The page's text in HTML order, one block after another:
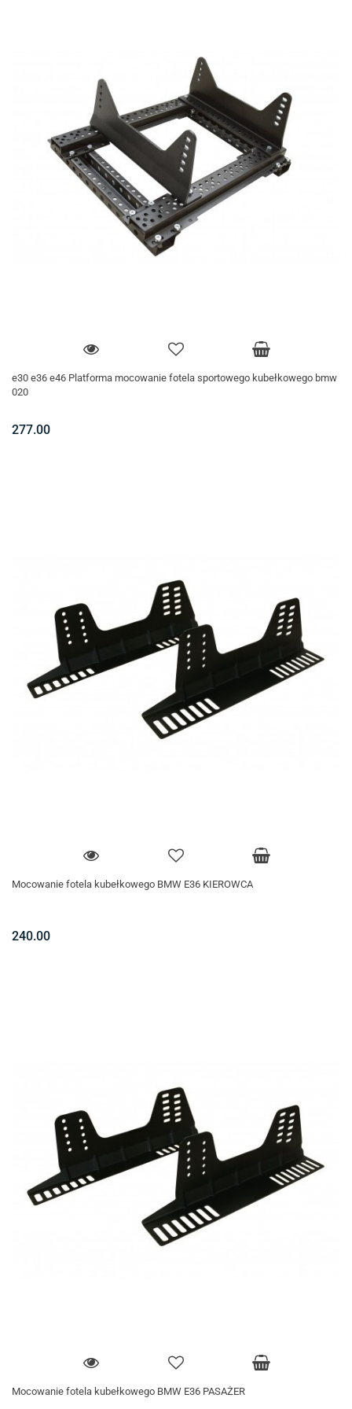
e30 e36 e46 Platforma mocowanie fotela sportowego kubełkowego bmw
020
277.00
Mocowanie fotela kubełkowego BMW E36 KIEROWCA
240.00
Mocowanie fotela kubełkowego BMW E36 PASAŻER